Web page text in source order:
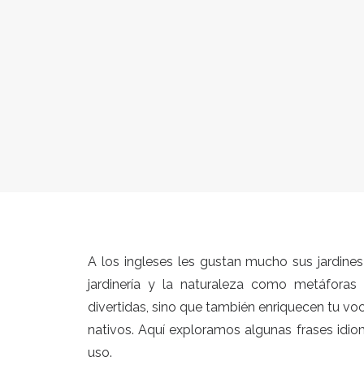
A los ingleses les gustan mucho sus
jardinería y la naturaleza como
divertidas, sino que también enriquecen tu
nativos. Aquí exploramos algunas frases
uso.